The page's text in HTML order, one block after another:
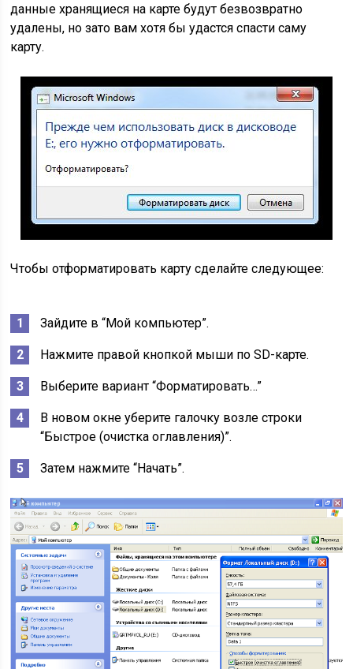
данные хранящиеся на карте будут безвозвратно
удалены, но зато вам хотя бы удастся спасти саму
карту.
Чтобы отформатировать карту сделайте следующее:
Зайдите в “Мой компьютер”.
Нажмите правой кнопкой мыши по SD-карте.
Выберите вариант “Форматировать…”
В новом окне уберите галочку возле строки
“Быстрое (очистка оглавления)”.
Затем нажмите “Начать”.